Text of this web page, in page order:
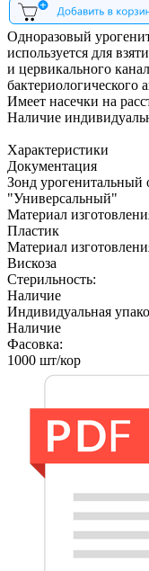
Одноразовый
используется для
и цервикального
бактериологического
Имеет насечки на
Наличие
Характеристики
Документация
Зонд
"Универсальный"
Материал
Пластик
Материал
Вискоза
Стерильность:
Наличие
Индивидуальная
Наличие
Фасовка:
1000 шт/кор